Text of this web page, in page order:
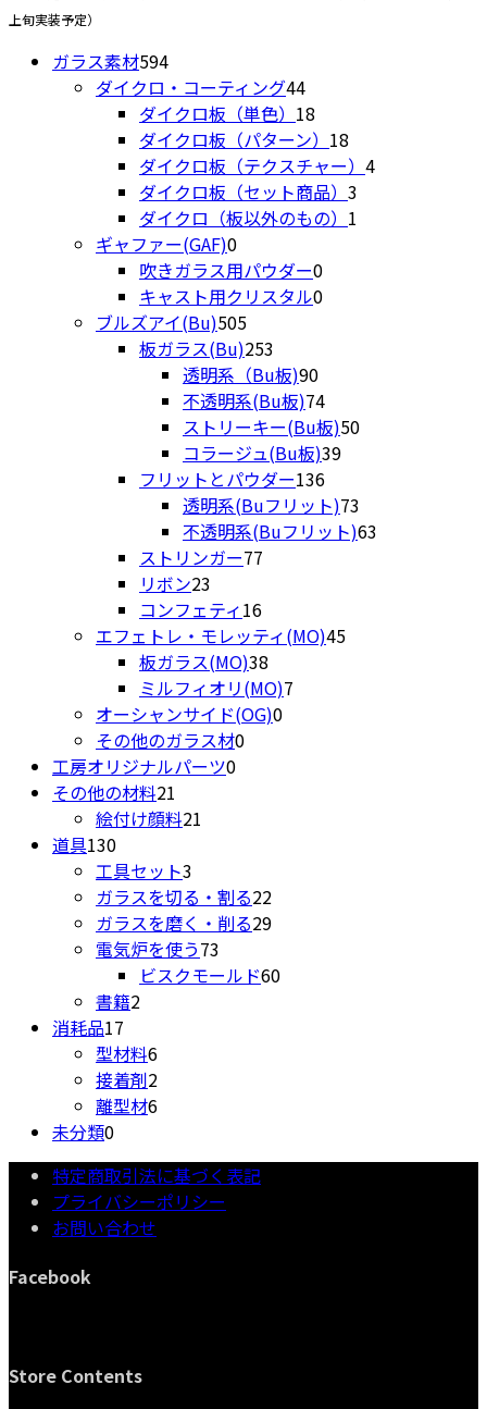
か
ら
選
択
で
き
ま
す
上旬実装予定）
ガラス素材594594
個
の
商
品
ダイクロ・コーティング4444
個
の
商
品
ダイクロ板（単色） 18
個
の
商
品
ダイクロ板（パターン） 18
個
の
商
ダイクロ板（テクスチャー） 44
ダイクロ板（セット商品） 3
ダイクロ（板以外のもの） 1
ギャファー(GAF)00
個
の
商
品
吹きガラス用パウダー00
個
キャスト用クリスタル00
品
ブルズアイ(Bu)505505
個
の
商
品
板ガラス(Bu)253
個
の
商
品
透明系（Bu板)9090
個
の
商
品
不透明系(Bu板)7474
個
の
商
品
ストリーキー(Bu板)5050
品
コラージュ(Bu板)3939
の
商
フリットとパウダー136136
個
の
透明系(Buフリット)73
個
不透明系(Buフリット)63
ストリンガー77
商
品
リボン23
個
の
商
品
コンフェティ1616
個
の
商
品
エフェトレ・モレッティ(MO)4545
板ガラス(MO)38
個
の
ミルフィオリ(MO)7
オーシャンサイド(OG)00
その他のガラス材00
工房オリジナルパーツ00
その他の材料21
個
商
品
絵付け顔料21
商
品
道具130130
個
の
商
品
工具セット3
個
の
商
品
ガラスを切る・割る2222
個
商
ガラスを磨く・削る2929
の
電気炉を使う73
個
ビスクモールド6060
書籍22
の
商
品
消耗品17
個
の
商
型材料66
個
の
品
接着剤22
個
商
品
離型材66
の
商
品
未分類00
個
の
商
品
特定商取引法に基づく表記
プライバシーポリシー
お問い合わせ
Facebook
Store Contents